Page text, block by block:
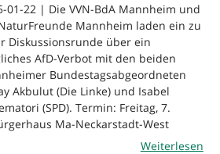
01-22 | Die VVN-BdA Mannheim und
Mannheim laden ein zu
Diskussionsrunde über ein
AfD-Verbot mit den beiden
Bundestagsabgeordneten
Akbulut (Die Linke) und Isabel
(SPD). Termin: Freitag, 7.
Ma-Neckarstadt-West
Weiterlesen